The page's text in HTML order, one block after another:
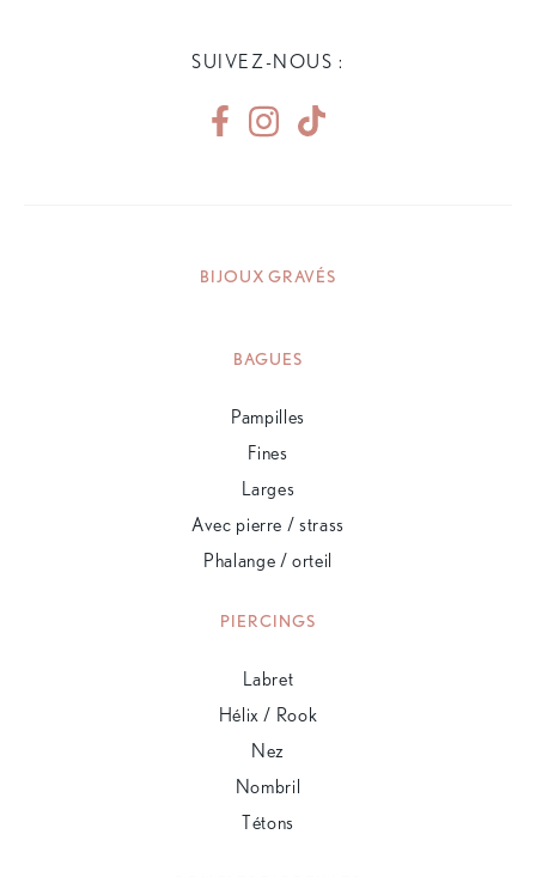
SUIVEZ-NOUS :
BIJOUX GRAVÉS
BAGUES
Pampilles
Fines
Larges
Avec pierre / strass
Phalange / orteil
PIERCINGS
Labret
Hélix / Rook
Nez
Nombril
Tétons